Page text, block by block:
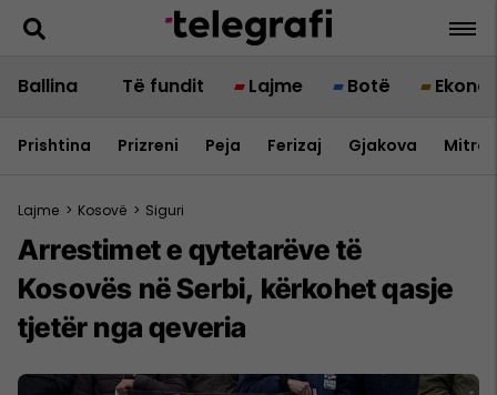
Ballina Të fundit Lajme Botë
Prishtina Prizreni Peja Ferizaj Gjakova
Lajme > Kosovë > Siguri
Arrestimet e qytetarëve të
Kosovës në Serbi, kërkohet qasje
tjetër nga qeveria